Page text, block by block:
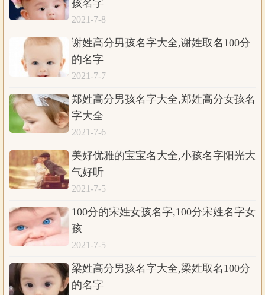
孩名字
2021-7-8
谢姓高分男孩名字大全,谢姓取名100分
的名字
2021-7-7
郑姓高分男孩名字大全,郑姓高分女孩名
字大全
2021-7-6
美好优雅的宝宝名大全,小孩名字阳光大
气好听
2021-7-5
100分的宋姓女孩名字,100分宋姓名字女
孩
2021-7-5
梁姓高分男孩名字大全,梁姓取名100分
的名字